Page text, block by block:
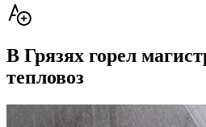
В Грязях горел
тепловоз